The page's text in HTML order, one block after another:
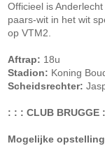
Officieel is
paars-wit in het wit
op VTM2.
Aftrap: 18u
Stadion: Koning
Scheidsrechter:
: : : CLUB BRUGGE
Mogelijke